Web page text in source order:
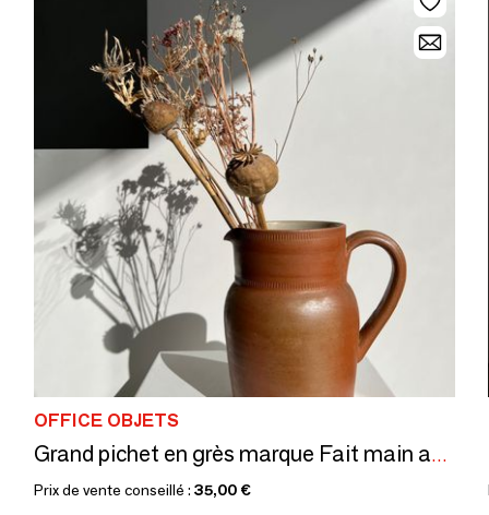
OFFICE OBJETS
Grand pichet en grès marque Fait main au dessous H: 20cm
Prix de vente conseillé : 35,00 €